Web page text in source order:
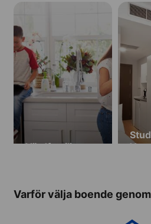
Värdfamilj
Varför välja boende